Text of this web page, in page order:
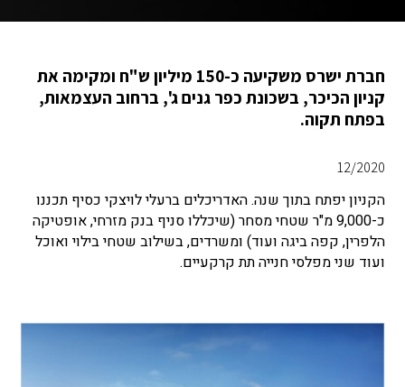
חברת ישרס משקיעה כ-150 מיליון ש"ח ומקימה את
קניון הכיכר, בשכונת כפר גנים ג', ברחוב העצמאות,
בפתח תקוה.
12/2020
הקניון יפתח בתוך שנה. האדריכלים ברעלי לויצקי כסיף תכננו
כ-9,000 מ"ר שטחי מסחר (שיכללו סניף בנק מזרחי, אופטיקה
הלפרין, קפה ביגה ועוד) ומשרדים, בשילוב שטחי בילוי ואוכל
ועוד שני מפלסי חנייה תת קרקעיים.